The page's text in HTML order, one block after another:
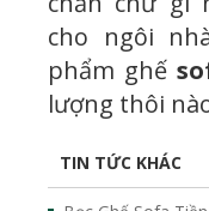
cho ngôi
phẩm ghế
lượng thôi
TIN TỨC KHÁC